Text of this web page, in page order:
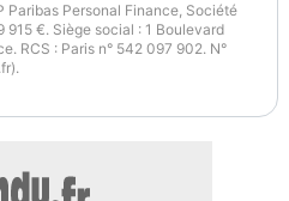
Paribas Personal Finance, Société
915 €. Siège social : 1 Boulevard
RCS : Paris n° 542 097 902. N°